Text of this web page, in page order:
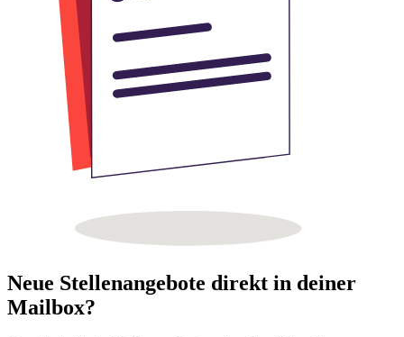
Neue Stellenangebote direkt in deiner
Mailbox?